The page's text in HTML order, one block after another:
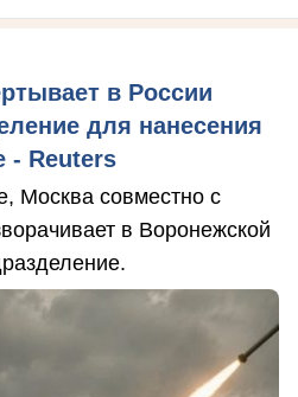
в России
для нанесения
- Reuters
Москва совместно с
в Воронежской